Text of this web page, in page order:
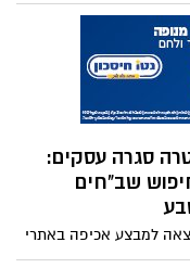
ההליכים המשפטיים
לבניית תשתיות של
באופקים, וגניבת צינורות
תשתיות ממתקן
סגרה עסקים:
שב"חים
למבצע אכיפה באתרי
לתפוס שוהים בלתי